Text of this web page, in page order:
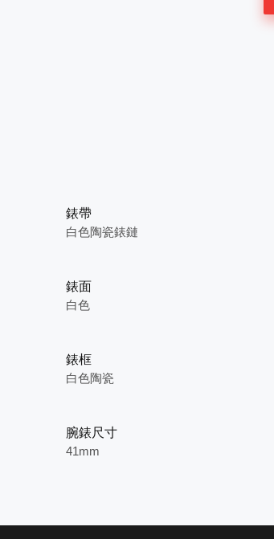
錶帶
白色陶瓷錶鏈
錶面
白色
錶框
白色陶瓷
腕錶尺寸
41mm